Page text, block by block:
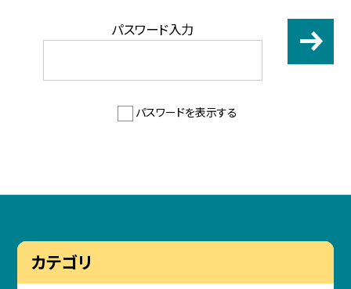
パスワード入力
パスワードを表示する
カテゴリ